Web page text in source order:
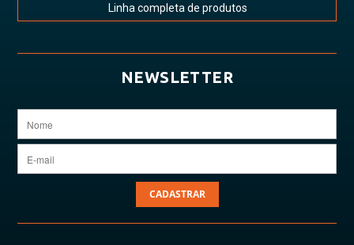
Linha completa de produtos
NEWSLETTER
CADASTRAR